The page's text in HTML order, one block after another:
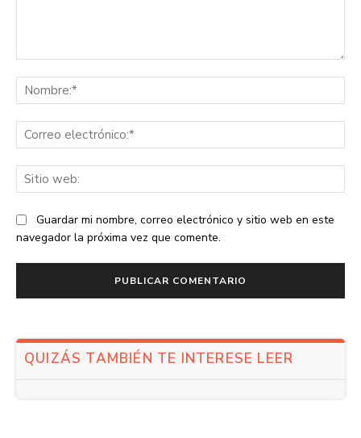
Guardar mi nombre, correo electrónico y sitio web en este
navegador la próxima vez que comente.
QUIZÁS TAMBIÉN TE INTERESE LEER